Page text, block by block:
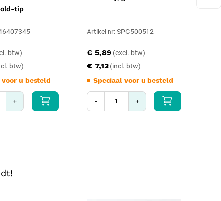
tip
voor u besteld
+
Artikel nr: SPG500512
€ 7,13
€ 5,89
Speciaal voor u besteld
- +